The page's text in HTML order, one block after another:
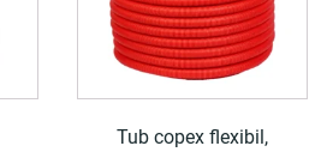
Tub copex flexibil,